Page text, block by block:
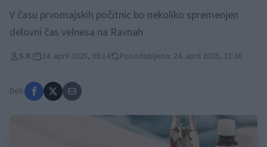
V času prvomajskih počitnic bo nekoliko spremenjen
delovni čas velnesa na Ravnah.
S.R. 24. april 2025, 09:14 Posodobljeno: 24. april 2025, 22:36
Deli: